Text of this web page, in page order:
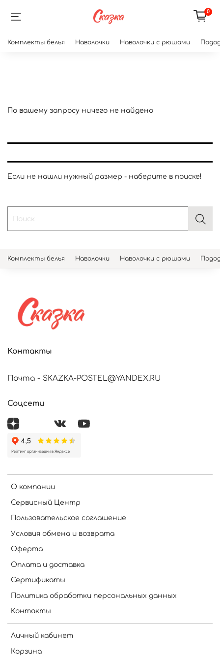
0
Комплекты белья Наволочки Наволочки с рюшами
По вашему запросу ничего не найдено
Если не нашли нужный размер - наберите в поиске!
Комплекты белья Наволочки Наволочки с рюшами
О компании
Сервисный Центр
Пользовательское соглашение
Условия обмена и возврата
Оферта
Оплата и доставка
Сертификаты
Политика обработки персональных данных
Контакты
Личный кабинет
Корзина
Контакты
Почта - SKAZKA-POSTEL@YANDEX.RU
Соцсети